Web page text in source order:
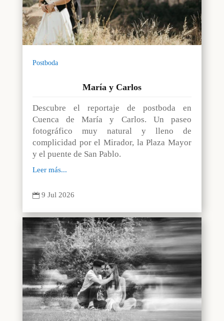
Postboda
María y Carlos
Descubre el reportaje de postboda en
Cuenca de María y Carlos. Un paseo
fotográfico muy natural y lleno de
complicidad por el Mirador, la Plaza Mayor
y el puente de San Pablo.
Leer más...
 9 Jul 2026